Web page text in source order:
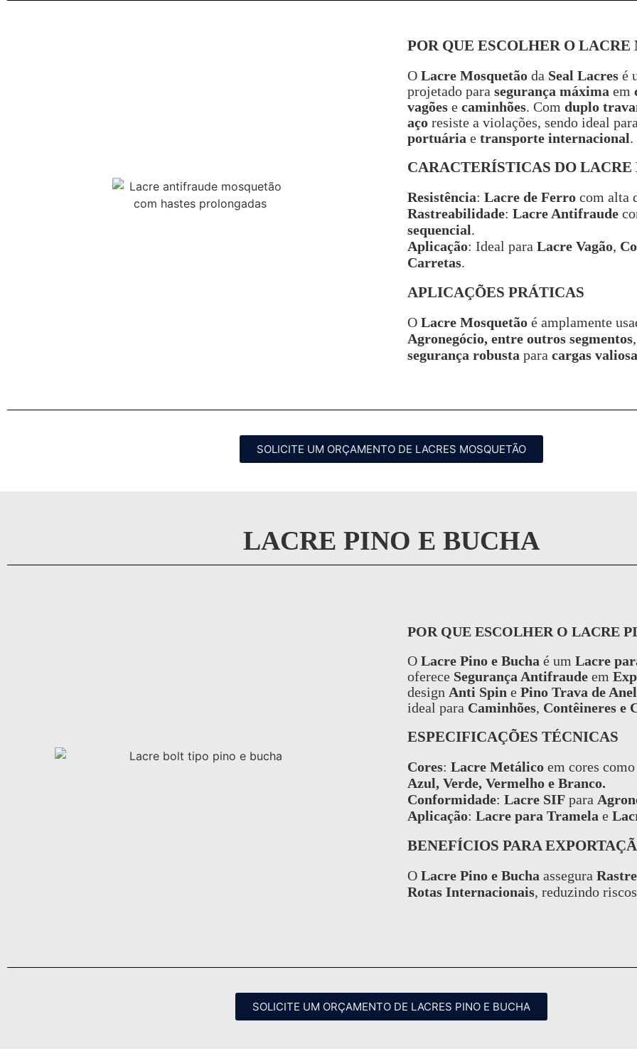
POR QUE ESCOLHER O LACRE
O Lacre Mosquetãoda Seal Lacresé
projetado para segurança máxima em
vagõese caminhões. Com duplo
açoresiste a violações, sendo ideal
portuária e transporte internacional.
CARACTERÍSTICAS DO LACRE
Resistência: Lacre de Ferrocom alta
Rastreabilidade: Lacre Antifraude
sequencial.
Aplicação: Ideal para Lacre Vagão,
Carretas.
APLICAÇÕES PRÁTICAS
O Lacre Mosquetãoé amplamente
Agronegócio, entre outros segmentos
segurança robusta para cargas
SOLICITE UM ORÇAMENTO DE LACRES MOSQUETÃO
LACRE PINO E BUCHA
POR QUE ESCOLHER O LACRE
O Lacre Pino e Bucha é um Lacre
oferece Segurança Antifraudeem
design Anti Spin e Pino Trava de Anel
ideal para Caminhões, Contêineres e
ESPECIFICAÇÕES TÉCNICAS
Cores: Lacre Metálicoem cores
Azul, Verde, Vermelho e Branco.
Conformidade: Lacre SIFpara
Aplicação: Lacre para Tramela e
BENEFÍCIOS PARA
O Lacre Pino e Bucha assegura
Rotas Internacionais, reduzindo
SOLICITE UM ORÇAMENTO DE LACRES PINO E BUCHA